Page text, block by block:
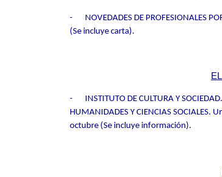
- NOVEDADES DE PROFESIONALES
(Se incluye carta).
- INSTITUTO DE CULTURA Y SOCIEDAD.
HUMANIDADES Y CIENCIAS
octubre (Se incluye información).